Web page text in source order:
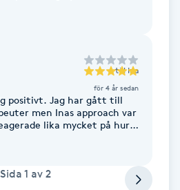
till Ina
för 4 år sedan
positivt. Jag har gått till
men Inas approach var
lika mycket på hur
fick mig att känna efter
fick mig att förstå och se
mig.
Sida 1 av 2